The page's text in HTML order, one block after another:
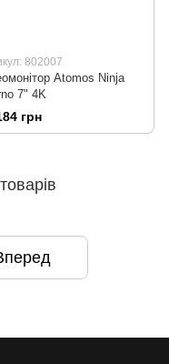
802007
Atomos Ninja
7" 4K
грн